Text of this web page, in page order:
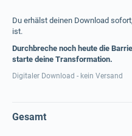
Du erhälst deinen Download
ist.
Durchbreche noch heute die
starte deine Transformation.
Digitaler Download - kein Versand
Gesamt